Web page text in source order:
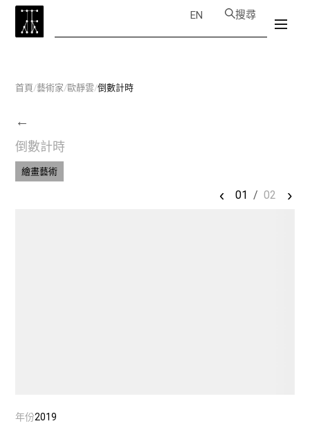
EN 搜尋
首頁/藝術家/歐靜雲/倒數計時
←
倒數計時
繪畫藝術
‹ 01 / 02 ›
年份2019